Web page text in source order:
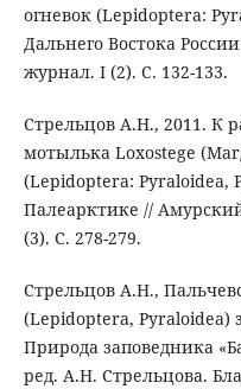
огневок (Lepidoptera:
Дальнего Востока
журнал. I (2). С. 132-133.
Стрельцов А.Н., 2011. К
мотылька Loxostege
(Lepidoptera: Pyraloidea,
Палеарктике //
(3). С. 278-279.
Стрельцов А.Н.,
(Lepidoptera, Pyraloidea)
Природа заповедника
ред. А.Н. Стрельцова.